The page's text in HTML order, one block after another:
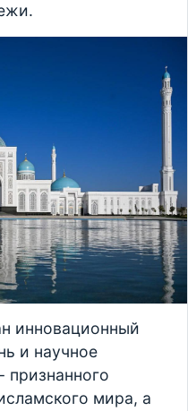
инновационный
и научное
мира, а